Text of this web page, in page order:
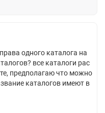
одного каталога на
все каталоги рас
предполагаю что можно
каталогов имеют в